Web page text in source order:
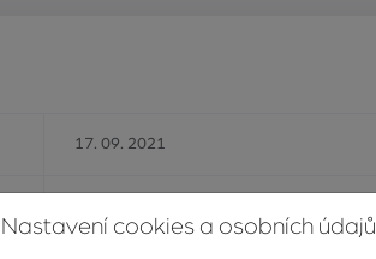
17. 09. 2021
Nastavení cookies a osobních údajů